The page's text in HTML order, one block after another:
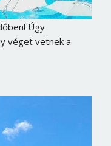
Úgy
véget vetnek a